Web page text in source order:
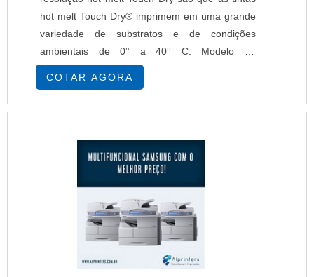
hot melt Touch Dry® imprimem em uma grande
variedade de substratos e de condições
ambientais de 0° a 40° C. Modelo da
impressora a jato de tinta alta resolução: 5800
Esta Impressora a jato de tinta alta resolução
hot melt Touch Dry, dotado de uma velocidade
opcional um conjunto de cabeças de impressão
com guia d....
COTAR AGORA